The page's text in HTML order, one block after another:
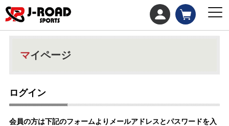
マイページ
ログイン
会員の方は下記のフォームよりメールアドレスとパスワードを入